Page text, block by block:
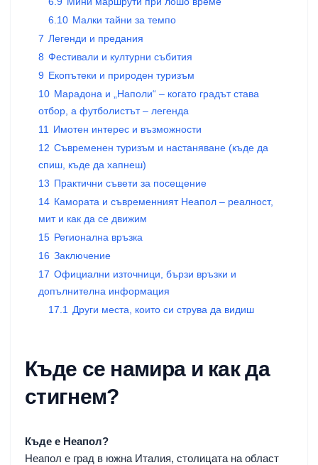
6.10 Малки тайни за темпо
7 Легенди и предания
8 Фестивали и културни събития
9 Екопътеки и природен туризъм
10 Марадона и „Наполи“ – когато градът става
отбор, а футболистът – легенда
11
Имотен интерес и възможности
12 Съвременен туризъм и настаняване (къде да
спиш, къде да хапнеш)
13 Практични съвети за посещение
14 Камората и съвременният Неапол – реалност,
мит и как да се движим
15 Регионална връзка
16 Заключение
17 Официални източници, бързи връзки и
допълнителна информация
17.1
Други места, които си струва да видиш
Къде се намира и как да
стигнем?
Къде е Неапол?
Неапол е град в южна Италия, столицата на област